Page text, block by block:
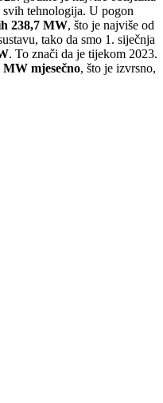
tehnologija. U pogon
238,7 MW, što je najviše od
tako da smo 1. siječnja
. To znači da je tijekom 2023.
MW mjesečno, što je izvrsno,